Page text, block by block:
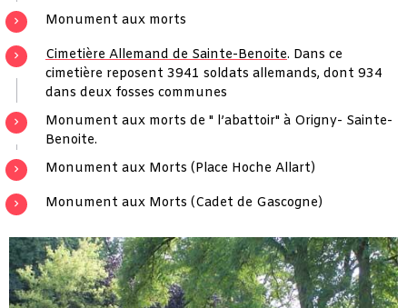
Monument aux morts
Cimetière Allemand de Sainte-Benoite. Dans ce
cimetière reposent 3941 soldats allemands, dont 934
dans deux fosses communes
Monument aux morts de " l’abattoir" à Origny- Sainte-
Benoite.
Monument aux Morts (Place Hoche Allart)
Monument aux Morts (Cadet de Gascogne)